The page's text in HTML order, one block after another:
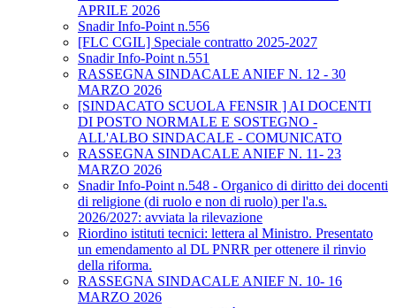
APRILE 2026
Snadir Info-Point n.556
[FLC CGIL] Speciale contratto 2025-2027
Snadir Info-Point n.551
RASSEGNA SINDACALE ANIEF N. 12 - 30
MARZO 2026
[SINDACATO SCUOLA FENSIR ] AI DOCENTI
DI POSTO NORMALE E SOSTEGNO -
ALL'ALBO SINDACALE - COMUNICATO
RASSEGNA SINDACALE ANIEF N. 11- 23
MARZO 2026
Snadir Info-Point n.548 - Organico di diritto dei docenti
di religione (di ruolo e non di ruolo) per l'a.s.
2026/2027: avviata la rilevazione
Riordino istituti tecnici: lettera al Ministro. Presentato
un emendamento al DL PNRR per ottenere il rinvio
della riforma.
RASSEGNA SINDACALE ANIEF N. 10- 16
MARZO 2026